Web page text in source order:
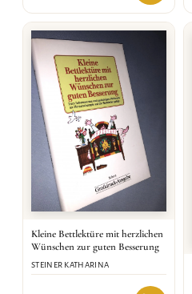
Kleine Bettlektüre mit herzlichen
Wünschen zur guten Besserung
STEINER KATHARINA